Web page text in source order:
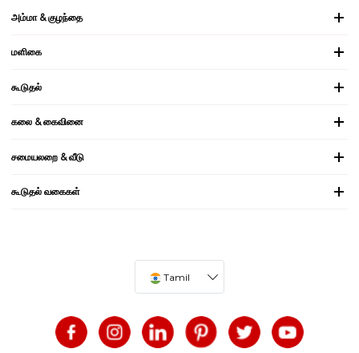
அம்மா & குழந்தை
மளிகை
கூடுதல்
கலை & கைவினை
சமையலறை & வீடு
கூடுதல் வகைகள்
Tamil